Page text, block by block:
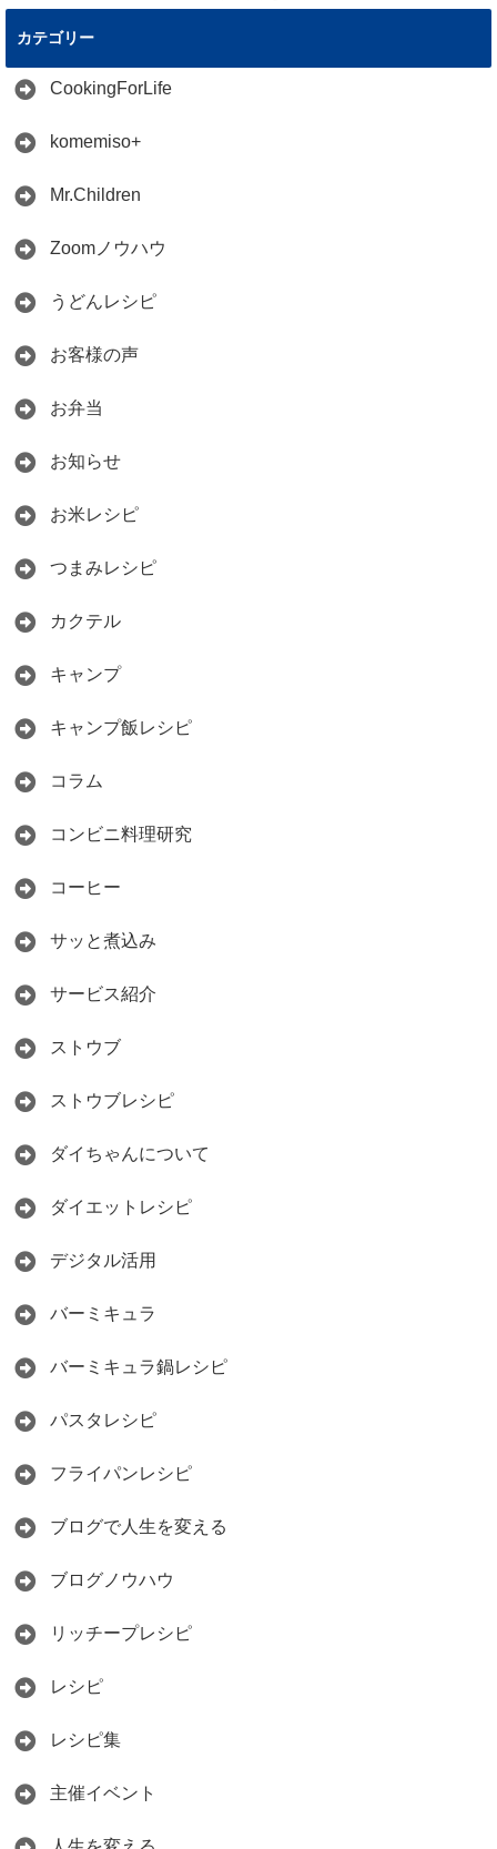
カテゴリー
CookingForLife
komemiso+
Mr.Children
Zoomノウハウ
うどんレシピ
お客様の声
お弁当
お知らせ
お米レシピ
つまみレシピ
カクテル
キャンプ
キャンプ飯レシピ
コラム
コンビニ料理研究
コーヒー
サッと煮込み
サービス紹介
ストウブ
ストウブレシピ
ダイちゃんについて
ダイエットレシピ
デジタル活用
バーミキュラ
バーミキュラ鍋レシピ
パスタレシピ
フライパンレシピ
ブログで人生を変える
ブログノウハウ
リッチープレシピ
レシピ
レシピ集
主催イベント